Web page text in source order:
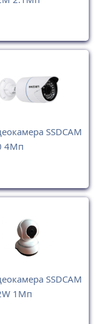
SSDCAM
4Мп
SSDCAM
1Мп